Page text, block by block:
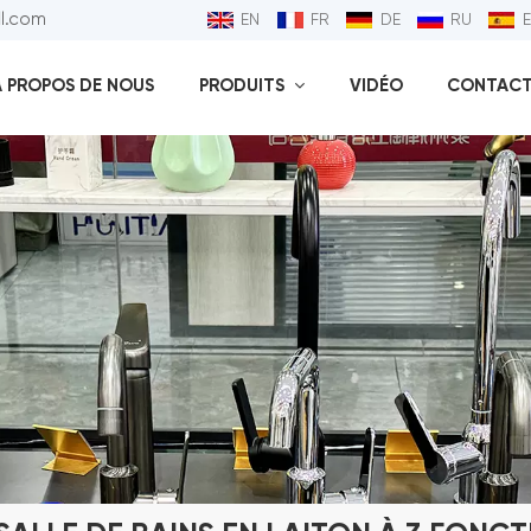
EN FR DE RU
PROPOS DE NOUS PRODUITS VIDÉO